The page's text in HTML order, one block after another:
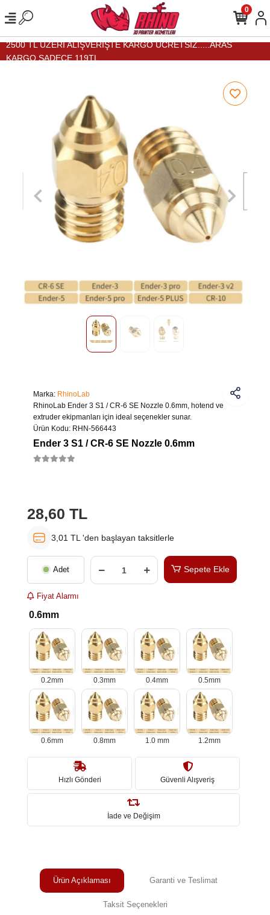
2500 TL ÜZERİ ALIŞVERİŞTE KARGO ÜCRETSİZ.....ARAS
KARGO SADECE 119TL...
0
Marka: RhinoLab
RhinoLab Ender 3 S1 / CR-6 SE Nozzle 0.6mm, hotend ve
extruder ekipmanları için ideal seçenekler sunar.
Ürün Kodu: RHN-566443
Ender 3 S1 / CR-6 SE Nozzle 0.6mm
28,60 TL
3,01 TL 'den başlayan taksitlerle
Adet Sepete Ekle
Fiyat Alarmı
0.6mm
0.2mm 0.3mm 0.4mm 0.5mm
0.6mm 0.8mm 1.0 mm 1.2mm
Hızlı Gönderi Güvenli Alışveriş
İade ve Değişim
Ürün Açıklaması Garanti ve Teslimat
Taksit Seçenekleri